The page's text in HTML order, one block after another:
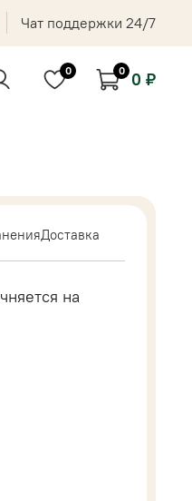
Чат поддержки 24/7
0 0 0 ₽
Доставка
на